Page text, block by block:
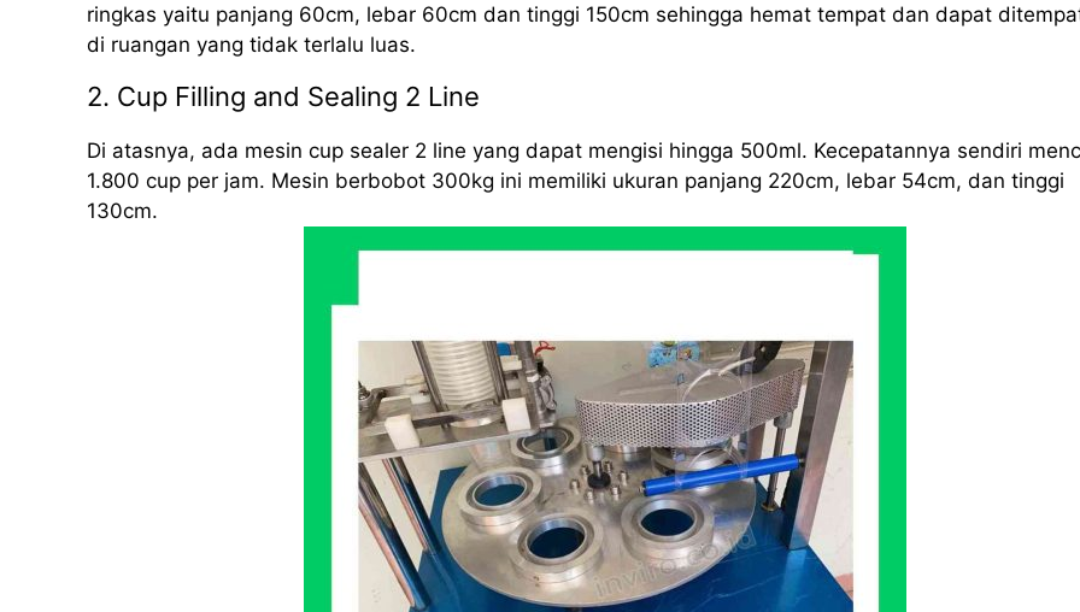
ringkas yaitu panjang 60cm, lebar 60cm dan tinggi 150cm sehingga hemat tempat dan dapat
di ruangan yang tidak terlalu luas.
2. Cup Filling and Sealing 2 Line
Di atasnya, ada mesin cup sealer 2 line yang dapat mengisi hingga 500ml. Kecepatannya sendiri
1.800 cup per jam. Mesin berbobot 300kg ini memiliki ukuran panjang 220cm, lebar 54cm, dan tinggi
130cm.